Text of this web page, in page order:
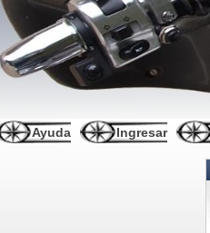
Ayuda Ingresar